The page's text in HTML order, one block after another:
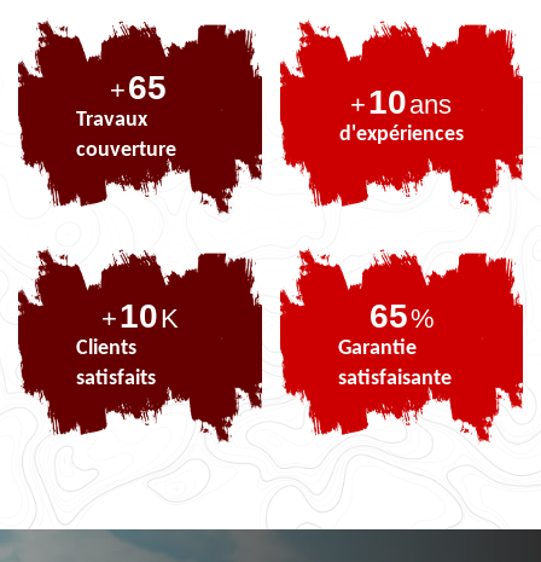
+82
Travaux
couverture
+10ans
d'expériences
+10K
Clients
satisfaits
82%
Garantie
satisfaisante